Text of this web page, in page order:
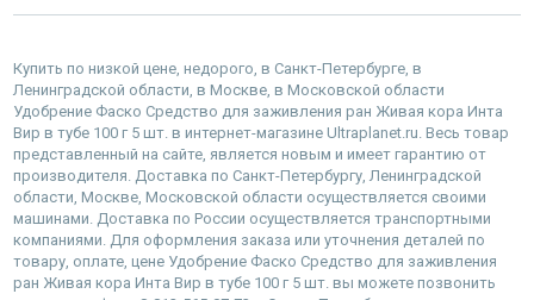
Купить по низкой цене, недорого, в Санкт-Петербурге, в
Ленинградской области, в Москве, в Московской области
Удобрение Фаско Средство для заживления ран Живая кора Инта
Вир в тубе 100 г 5 шт. в интернет-магазине Ultraplanet.ru. Весь товар
представленный на сайте, является новым и имеет гарантию от
производителя. Доставка по Санкт-Петербургу, Ленинградской
области, Москве, Московской области осуществляется своими
машинами. Доставка по России осуществляется транспортными
компаниями. Для оформления заказа или уточнения деталей по
товару, оплате, цене Удобрение Фаско Средство для заживления
ран Живая кора Инта Вир в тубе 100 г 5 шт. вы можете позвонить